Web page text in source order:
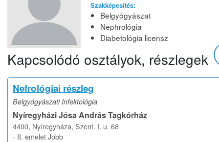
Szakképesítés:
Belgyógyászat
Nephrológia
Diabetológia licensz
Kapcsolódó osztályok, részlegek
Nefrológiai részleg
Belgyógyászati Infektológia
Nyíregyházi Jósa András Tagkórház
4400, Nyíregyháza, Szent. I. u. 68
- II. emelet Jobb